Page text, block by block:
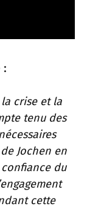
:
crise et la
tenu des
Jochen en
du
cette